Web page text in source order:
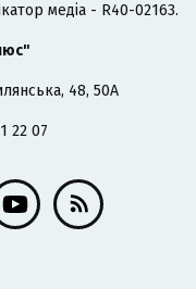
медіа - R40-02163.
48, 50А
22 07